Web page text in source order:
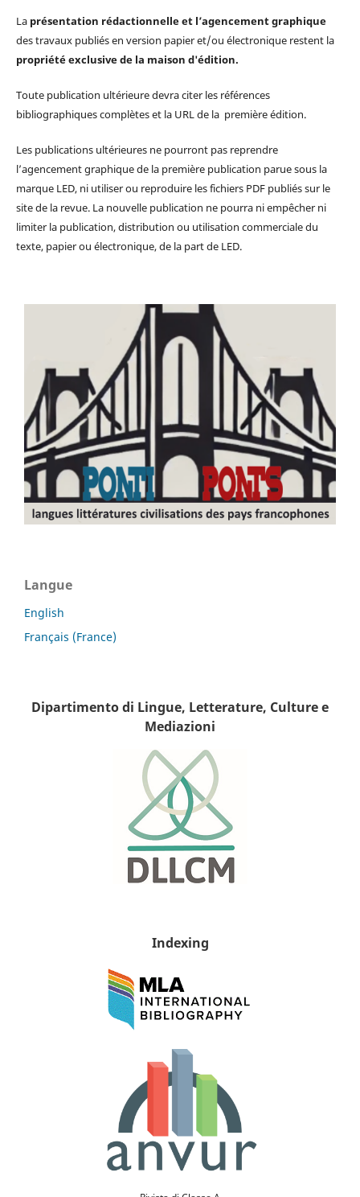
La présentation rédactionnelle et l’agencement graphique
des travaux publiés en version papier et/ou électronique restent la
propriété exclusive de la maison d'édition.
Toute publication ultérieure devra citer les références
bibliographiques complètes et la URL de la première édition.
Les publications ultérieures ne pourront pas reprendre
l’agencement graphique de la première publication parue sous la
marque LED, ni utiliser ou reproduire les fichiers PDF publiés sur le
site de la revue. La nouvelle publication ne pourra ni empêcher ni
limiter la publication, distribution ou utilisation commerciale du
texte, papier ou électronique, de la part de LED.
Langue
English
Français (France)
Dipartimento di Lingue, Letterature, Culture e
Mediazioni
Indexing